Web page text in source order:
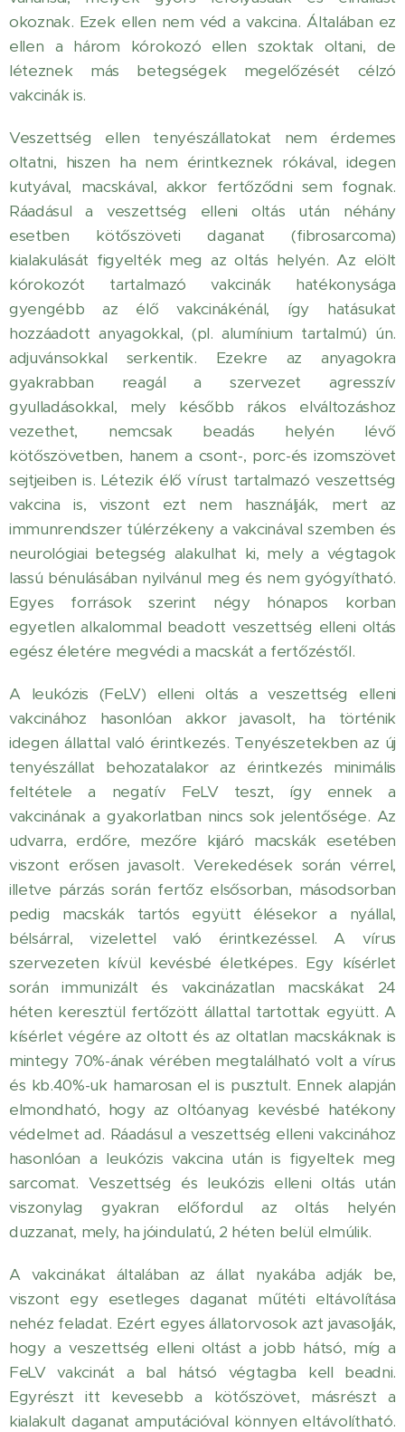
okoznak. Ezek ellen nem véd a vakcina. Általában ez
ellen a három kórokozó ellen szoktak oltani, de
léteznek más betegségek megelőzését célzó
vakcinák is.
Veszettség ellen tenyészállatokat nem érdemes
oltatni, hiszen ha nem érintkeznek rókával, idegen
kutyával, macskával, akkor fertőződni sem fognak.
Ráadásul a veszettség elleni oltás után néhány
esetben kötőszöveti daganat (fibrosarcoma)
kialakulását figyelték meg az oltás helyén. Az elölt
kórokozót tartalmazó vakcinák hatékonysága
gyengébb az élő vakcinákénál, így hatásukat
hozzáadott anyagokkal, (pl. alumínium tartalmú) ún.
adjuvánsokkal serkentik. Ezekre az anyagokra
gyakrabban reagál a szervezet agresszív
gyulladásokkal, mely később rákos elváltozáshoz
vezethet, nemcsak beadás helyén lévő
kötőszövetben, hanem a csont-, porc-és izomszövet
sejtjeiben is. Létezik élő vírust tartalmazó veszettség
vakcina is, viszont ezt nem használják, mert az
immunrendszer túlérzékeny a vakcinával szemben és
neurológiai betegség alakulhat ki, mely a végtagok
lassú bénulásában nyilvánul meg és nem gyógyítható.
Egyes források szerint négy hónapos korban
egyetlen alkalommal beadott veszettség elleni oltás
egész életére megvédi a macskát a fertőzéstől.
A leukózis (FeLV) elleni oltás a veszettség elleni
vakcinához hasonlóan akkor javasolt, ha történik
idegen állattal való érintkezés. Tenyészetekben az új
tenyészállat behozatalakor az érintkezés minimális
feltétele a negatív FeLV teszt, így ennek a
vakcinának a gyakorlatban nincs sok jelentősége. Az
udvarra, erdőre, mezőre kijáró macskák esetében
viszont erősen javasolt. Verekedések során vérrel,
illetve párzás során fertőz elsősorban, másodsorban
pedig macskák tartós együtt élésekor a nyállal,
bélsárral, vizelettel való érintkezéssel. A vírus
szervezeten kívül kevésbé életképes. Egy kísérlet
során immunizált és vakcinázatlan macskákat 24
héten keresztül fertőzött állattal tartottak együtt. A
kísérlet végére az oltott és az oltatlan macskáknak is
mintegy 70%-ának vérében megtalálható volt a vírus
és kb.40%-uk hamarosan el is pusztult. Ennek alapján
elmondható, hogy az oltóanyag kevésbé hatékony
védelmet ad. Ráadásul a veszettség elleni vakcinához
hasonlóan a leukózis vakcina után is figyeltek meg
sarcomat. Veszettség és leukózis elleni oltás után
viszonylag gyakran előfordul az oltás helyén
duzzanat, mely, ha jóindulatú, 2 héten belül elmúlik.
A vakcinákat általában az állat nyakába adják be,
viszont egy esetleges daganat műtéti eltávolítása
nehéz feladat. Ezért egyes állatorvosok azt javasolják,
hogy a veszettség elleni oltást a jobb hátsó, míg a
FeLV vakcinát a bal hátsó végtagba kell beadni.
Egyrészt itt kevesebb a kötőszövet, másrészt a
kialakult daganat amputációval könnyen eltávolítható.